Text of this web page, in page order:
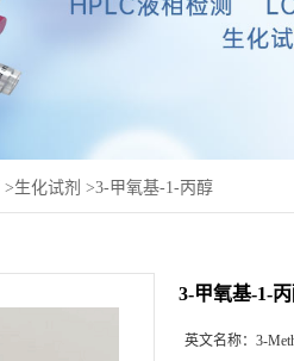
>生化试剂 >3-甲氧基-1-丙醇
3-甲氧基-1-
英文名称： 3-